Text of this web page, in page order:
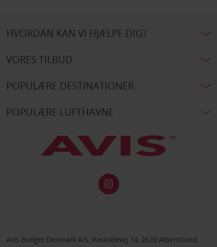
HVORDAN KAN VI HJÆLPE DIG?
VORES TILBUD
POPULÆRE DESTINATIONER
POPULÆRE LUFTHAVNE
Avis Budget Denmark A/S, Roskildevej 14, 2620 Albertslund,